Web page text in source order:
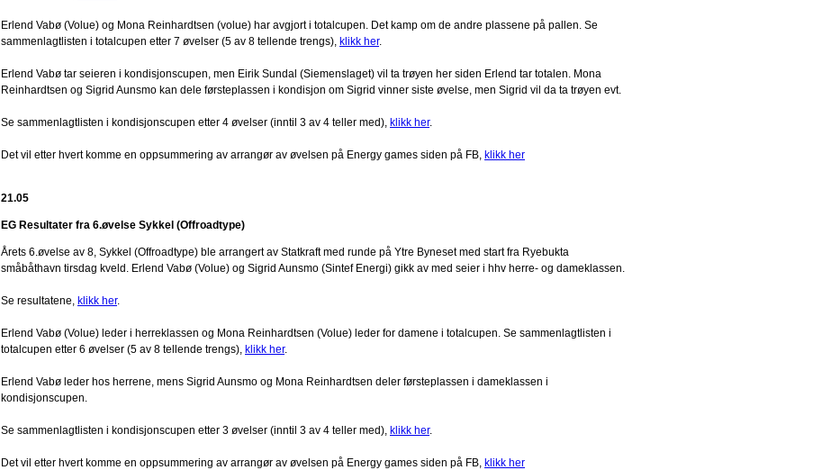
Erlend Vabø (Volue) og Mona Reinhardtsen (volue) har avgjort i totalcupen. Det kamp om de andre plassene på pallen. Se
sammenlagtlisten i totalcupen etter 7 øvelser (5 av 8 tellende trengs), klikk her.
Erlend Vabø tar seieren i kondisjonscupen, men Eirik Sundal (Siemenslaget) vil ta trøyen her siden Erlend tar totalen. Mona
Reinhardtsen og Sigrid Aunsmo kan dele førsteplassen i kondisjon om Sigrid vinner siste øvelse, men Sigrid vil da ta trøyen evt.
Se sammenlagtlisten i kondisjonscupen etter 4 øvelser (inntil 3 av 4 teller med), klikk her.
Det vil etter hvert komme en oppsummering av arrangør av øvelsen på Energy games siden på FB, klikk her
21.05
EG Resultater fra 6.øvelse Sykkel (Offroadtype)
Årets 6.øvelse av 8, Sykkel (Offroadtype) ble arrangert av Statkraft med runde på Ytre Byneset med start fra Ryebukta
småbåthavn tirsdag kveld. Erlend Vabø (Volue) og Sigrid Aunsmo (Sintef Energi) gikk av med seier i hhv herre- og dameklassen.
Se resultatene, klikk her.
Erlend Vabø (Volue) leder i herreklassen og Mona Reinhardtsen (Volue) leder for damene i totalcupen. Se sammenlagtlisten i
totalcupen etter 6 øvelser (5 av 8 tellende trengs), klikk her.
Erlend Vabø leder hos herrene, mens Sigrid Aunsmo og Mona Reinhardtsen deler førsteplassen i dameklassen i
kondisjonscupen.
Se sammenlagtlisten i kondisjonscupen etter 3 øvelser (inntil 3 av 4 teller med), klikk her.
Det vil etter hvert komme en oppsummering av arrangør av øvelsen på Energy games siden på FB, klikk her